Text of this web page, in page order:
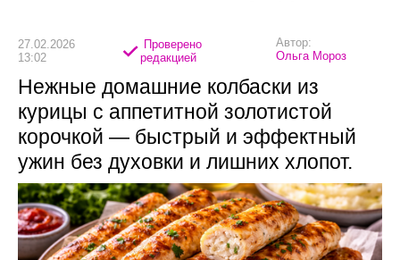
27.02.2026
13:02
Проверено
редакцией
Автор:
Ольга Мороз
Нежные домашние колбаски из
курицы с аппетитной золотистой
корочкой — быстрый и эффектный
ужин без духовки и лишних хлопот.